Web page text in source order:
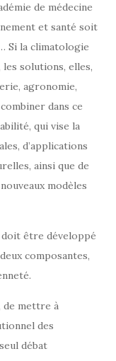
de médecine
et santé soit
Si la climatologie
solutions, elles,
agronomie,
dans ce
qui vise la
d’applications
ainsi que de
modèles
être développé
composantes,
de mettre à
des
débat